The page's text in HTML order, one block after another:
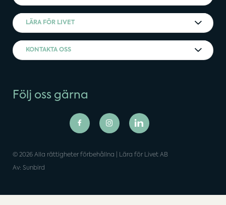
LÄRA FÖR LIVET
KONTAKTA OSS
Följ oss gärna
© 2026 Alla rättigheter förbehållna | Lära för Livet AB
Av: Sunbird